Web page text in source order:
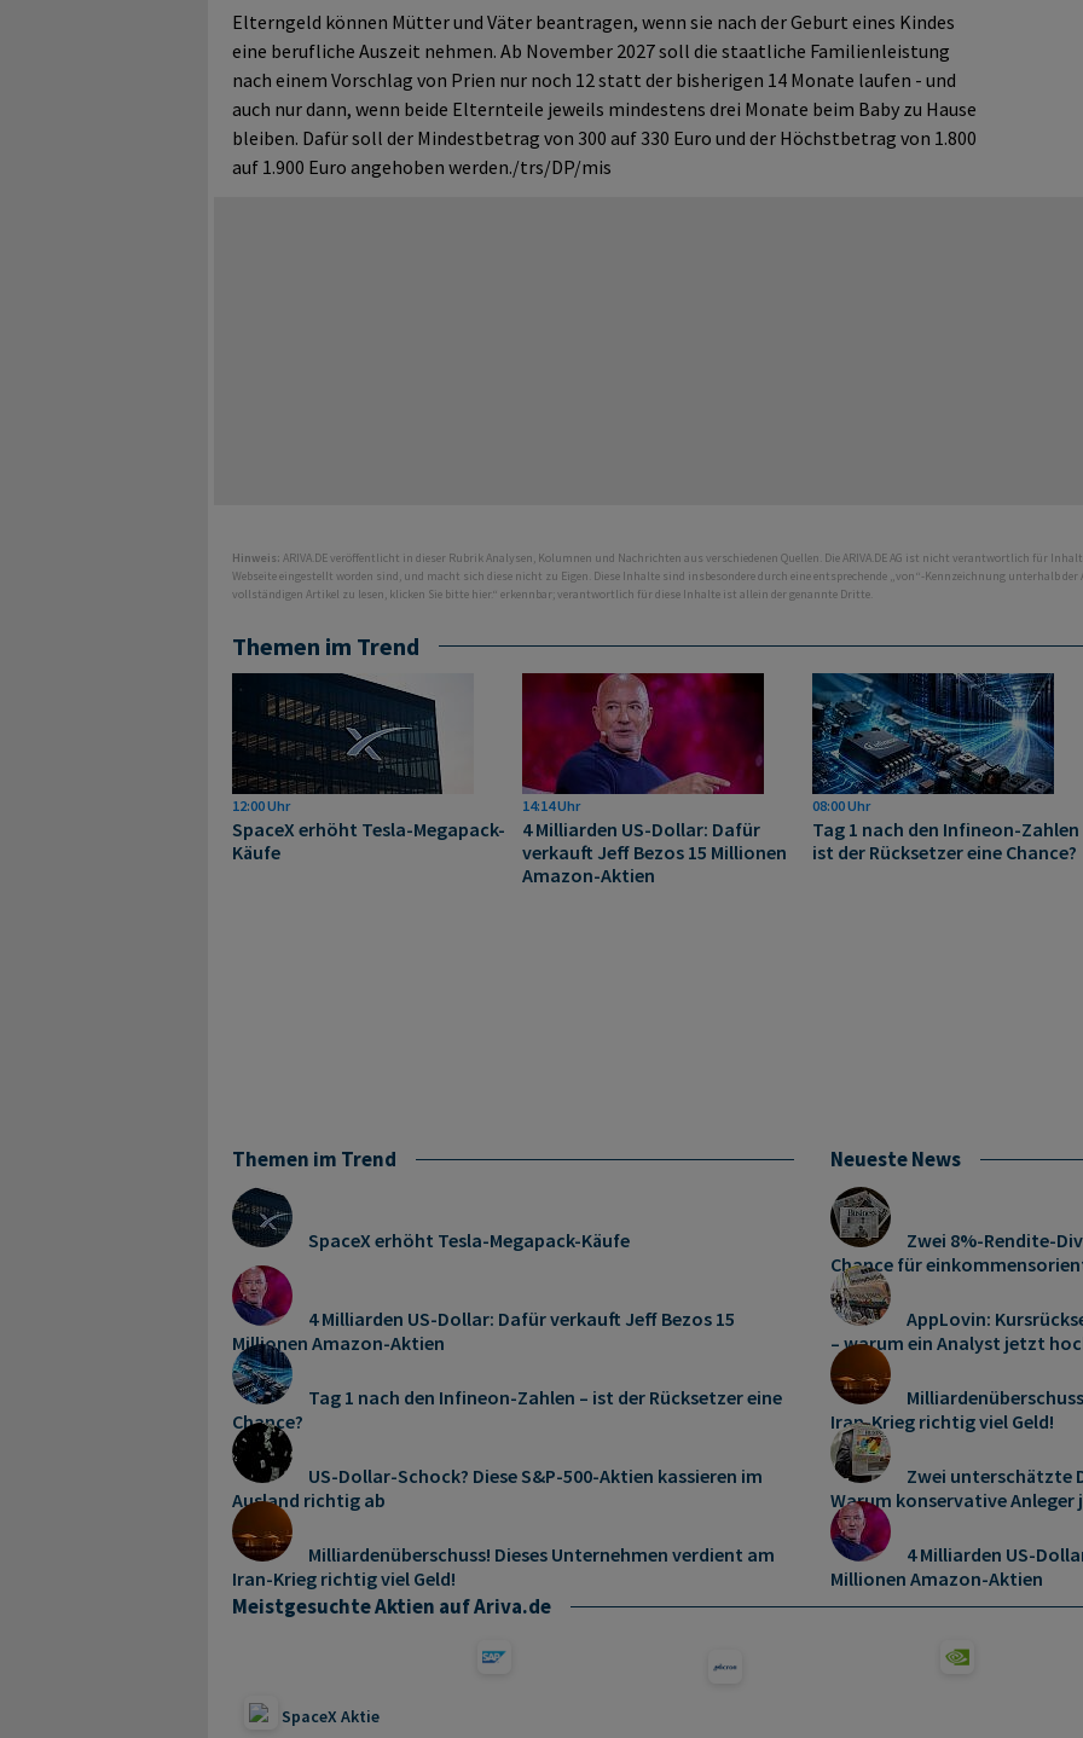
Elterngeld können Mütter und Väter beantragen, wenn sie nach der Geburt eines Kindes
eine berufliche Auszeit nehmen. Ab November 2027 soll die staatliche Familienleistung
nach einem Vorschlag von Prien nur noch 12 statt der bisherigen 14 Monate laufen - und
auch nur dann, wenn beide Elternteile jeweils mindestens drei Monate beim Baby zu Hause
bleiben. Dafür soll der Mindestbetrag von 300 auf 330 Euro und der Höchstbetrag von 1.800
auf 1.900 Euro angehoben werden./trs/DP/mis
Hinweis: ARIVA.DE veröffentlicht in dieser Rubrik Analysen, Kolumnen und Nachrichten aus verschiedenen Quellen. Die ARIVA.DE AG ist nicht verantwortlich für
Webseite eingestellt worden sind, und macht sich diese nicht zu Eigen. Diese Inhalte sind insbesondere durch eine entsprechende „von“-Kennzeichnung unterhalb
vollständigen Artikel zu lesen, klicken Sie bitte hier.“ erkennbar; verantwortlich für diese Inhalte ist allein der genannte Dritte.
Themen im Trend
12:00 Uhr
SpaceX erhöht Tesla-Megapack-
Käufe
14:14 Uhr
4 Milliarden US-Dollar: Dafür
verkauft Jeff Bezos 15 Millionen
Amazon-Aktien
08:00 Uhr
Tag 1 nach den Infineon-Zahlen
ist der Rücksetzer eine Chance?
Themen im Trend
SpaceX erhöht Tesla-Megapack-Käufe
4 Milliarden US-Dollar: Dafür verkauft Jeff Bezos 15
Millionen Amazon-Aktien
Tag 1 nach den Infineon-Zahlen – ist der Rücksetzer eine
Chance?
US-Dollar-Schock? Diese S&P-500-Aktien kassieren im
Ausland richtig ab
Milliardenüberschuss! Dieses Unternehmen verdient am
Iran-Krieg richtig viel Geld!
Neueste News
Zwei 8%-Rendite-
Chance für
AppLovin:
– warum ein Analyst jetzt
Iran-Krieg richtig viel Geld!
Zwei unterschätzte
Warum konservative
4 Milliarden US-
Millionen Amazon-Aktien
Meistgesuchte Aktien auf Ariva.de
SpaceX Aktie